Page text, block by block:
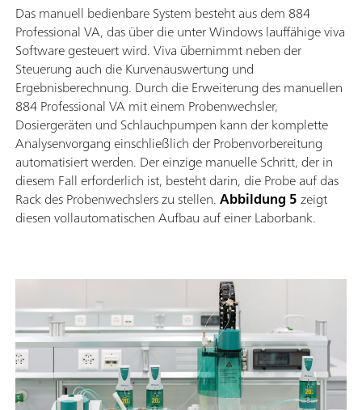
Das manuell bedienbare System besteht aus dem 884
Professional VA, das über die unter Windows lauffähige viva
Software gesteuert wird. Viva übernimmt neben der
Steuerung auch die Kurvenauswertung und
Ergebnisberechnung. Durch die Erweiterung des manuellen
884 Professional VA mit einem Probenwechsler,
Dosiergeräten und Schlauchpumpen kann der komplette
Analysenvorgang einschließlich der Probenvorbereitung
automatisiert werden. Der einzige manuelle Schritt, der in
diesem Fall erforderlich ist, besteht darin, die Probe auf das
Rack des Probenwechslers zu stellen.Abbildung 5zeigt
diesen vollautomatischen Aufbau auf einer Laborbank.